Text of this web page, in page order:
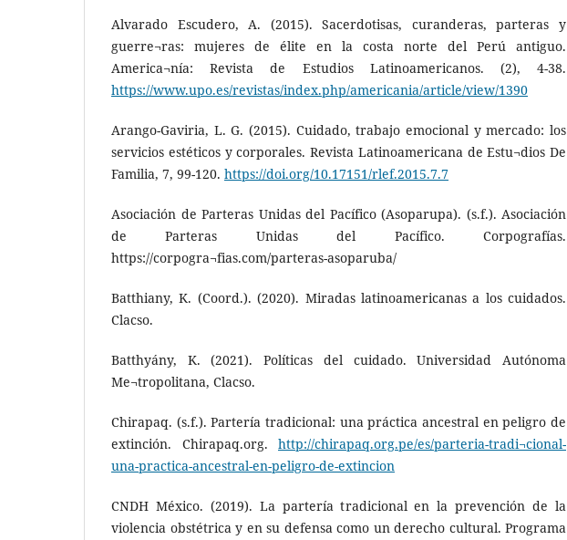
Alvarado Escudero, A. (2015). Sacerdotisas, curanderas, parteras y
guerre¬ras: mujeres de élite en la costa norte del Perú antiguo.
America¬nía: Revista de Estudios Latinoamericanos. (2), 4-38.
https://www.upo.es/revistas/index.php/americania/article/view/1390
Arango-Gaviria, L. G. (2015). Cuidado, trabajo emocional y mercado: los
servicios estéticos y corporales. Revista Latinoamericana de Estu¬dios De
Familia, 7, 99-120. https://doi.org/10.17151/rlef.2015.7.7
Asociación de Parteras Unidas del Pacífico (Asoparupa). (s.f.). Asociación
de Parteras Unidas del Pacífico. Corpografías.
https://corpogra¬fias.com/parteras-asoparuba/
Batthiany, K. (Coord.). (2020). Miradas latinoamericanas a los cuidados.
Clacso.
Batthyány, K. (2021). Políticas del cuidado. Universidad Autónoma
Me¬tropolitana, Clacso.
Chirapaq. (s.f.). Partería tradicional: una práctica ancestral en peligro de
extinción. Chirapaq.org. http://chirapaq.org.pe/es/parteria-tradi¬cional-
una-practica-ancestral-en-peligro-de-extincion
CNDH México. (2019). La partería tradicional en la prevención de la
violencia obstétrica y en su defensa como un derecho cultural. Programa